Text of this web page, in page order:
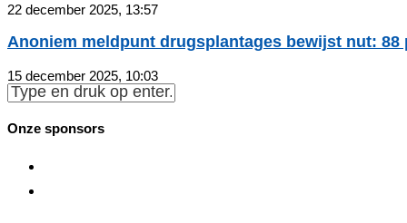
22 december 2025, 13:57
Anoniem meldpunt drugsplantages bewijst nut: 88
15 december 2025, 10:03
Onze sponsors